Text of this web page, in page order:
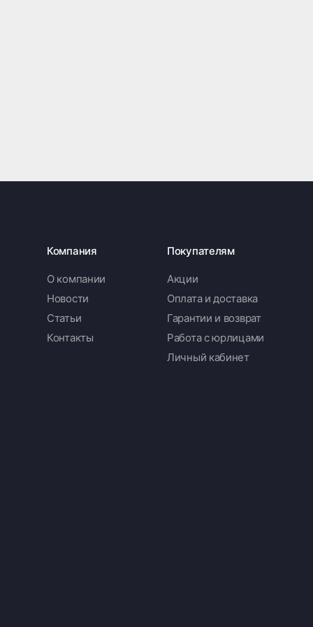
Компания
О компании
Новости
Статьи
Контакты
Покупателям
Акции
Оплата и доставка
Гарантии и возврат
Работа с юрлицами
Личный кабинет